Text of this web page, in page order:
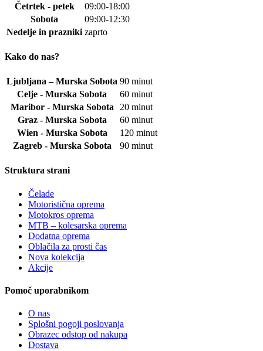
Četrtek - petek
09:00-18:00
Sobota
09:00-12:30
Nedelje in prazniki zaprto
Kako do nas?
Ljubljana – Murska Sobota 90 minut
Celje - Murska Sobota
60 minut
Maribor - Murska Sobota
20 minut
Graz - Murska Sobota
60 minut
Wien - Murska Sobota
120 minut
Zagreb - Murska Sobota
90 minut
Struktura strani
Čelade
Motoristična oprema
Motokros oprema
MTB – kolesarska oprema
Dodatna oprema
Oblačila za prosti čas
Nova kolekcija
Akcije
Pomoč uporabnikom
O nas
Splošni pogoji poslovanja
Obrazec odstop od nakupa
Dostava